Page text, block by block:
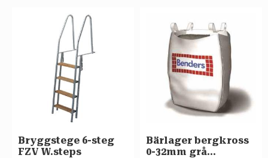
Bryggstege 6-steg
FZV W.steps
Bärlager bergkross
0-32mm grå